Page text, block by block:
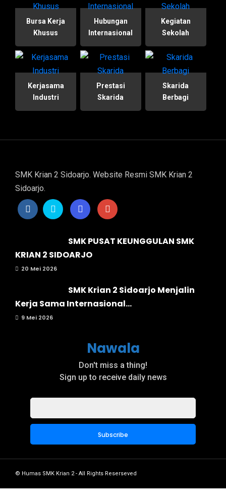
Bursa Kerja
Khusus
Hubungan
Internasional
Kegiatan
Sekolah
Kerjasama
Industri
Prestasi
Skarida
Skarida
Berbagi
SMK Krian 2 Sidoarjo. Website Resmi SMK Krian 2
Sidoarjo.
SMK PUSAT KEUNGGULAN SMK
KRIAN 2 SIDOARJO
20 Mei 2026
SMK Krian 2 Sidoarjo Menjalin
Kerja Sama Internasional...
9 Mei 2026
Nawala
Don't miss a thing!
Sign up to receive daily news
© Humas SMK Krian 2 - All Rights Reserseved